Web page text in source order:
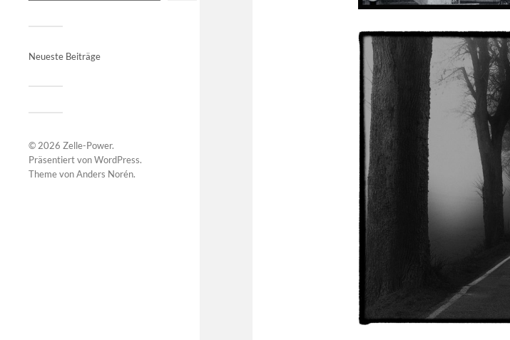
Neueste Beiträge
© 2026 Zelle-Power.
Präsentiert vonWordPress.
Theme vonAnders Norén.